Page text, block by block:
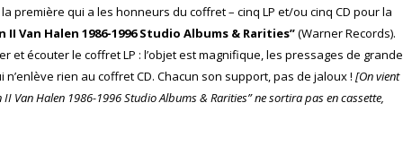
première qui a les honneurs du coffret – cinq LP et/ou cinq CD pour la
II Van Halen 1986-1996 Studio Albums & Rarities”(Warner Records).
et écouter le coffret LP : l’objet est magnifique, les pressages de grande
rien au coffret CD. Chacun son support, pas de jaloux ! [On vient
Van Halen 1986-1996 Studio Albums & Rarities” ne sortira pas en cassette,